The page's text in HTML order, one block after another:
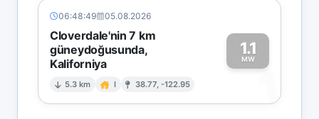
06:48:49 05.08.2026
Cloverdale'nin 7 km
güneydoğusunda,
Kaliforniya
5.3 km I 38.77, -122.95
1.1
MW
1